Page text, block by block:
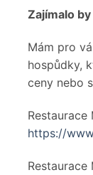
Zajímalo
Mám pro
hospůdky,
ceny nebo
Restaurace
https://